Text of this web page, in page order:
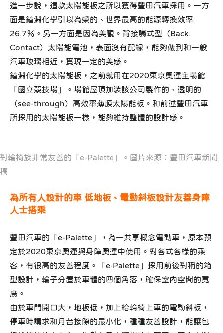
進一步說，這款太陽能板之所以獲得豐田汽車採用。一方
面是鐘淵化學引以為榮的、世界最高的能源轉換效率
26.7％。另一方面是因為美觀。背接觸式型（Back.
Contact）太陽能電池，表面沒有配線，能夠做到和一般
汽車玻璃相近，實現一定的美感。
鐘淵化學的太陽能板，之前就用在2020東京奧運主場館
「國立競技場」。場館屋頂加裝該公司製作的、透明的
（see-through）高效率薄膜太陽能板。和前述豐田汽車
所採用的太陽能板一樣，能夠維持整體的設計感。
對輪椅族非常友善的「e-Palette」。圖片來源：豐田汽車新聞
稿
為所有人設計的車 低地板、電動斜板設計友善身障
人士搭乘
豐田汽車的「e-Palette」，為一共享概念電動車，原本預
定於2020東京奧運與身障奧運中使用。對各式各樣的乘
客，有很高的友善程度。「e-Palette」採用前後對稱的箱
型設計，輪子分置於車體的四個角落，確保室內空間的寬
廣。
由於車門開口大，地板低，加上給輪椅上車的電動斜板，
停車時講求和月台接隙的最小化，種種友善設計，能讓包